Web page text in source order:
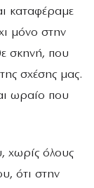
καταφέραμε
μόνο στην
σκηνή, που
της σχέσης μας.
ωραίο που
χωρίς όλους
ότι στην